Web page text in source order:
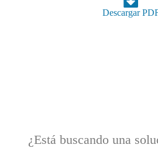
Descargar
¿Está buscando una